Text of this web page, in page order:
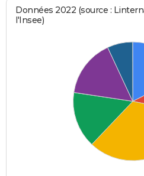
Données 2022 (source :
l'Insee)